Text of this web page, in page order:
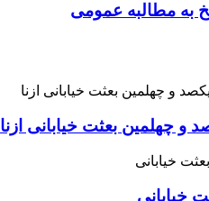
به مطالبه عمومی
چهلمین بعثت خیابانی ازنا
خیابانی